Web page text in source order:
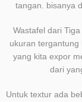
tangan. bisanya
Wastafel dari
ukuran
yang kita expor
dari
Untuk textur ada